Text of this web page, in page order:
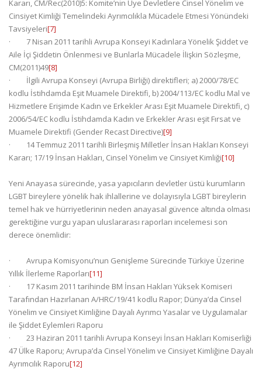
Kararı, CM/Rec(2010)5: Komite’nin Üye Devletlere Cinsel Yönelim ve
Cinsiyet Kimliği Temelindeki Ayrımcılıkla Mücadele Etmesi Yönündeki
Tavsiyeleri[7]
· 7 Nisan 2011 tarihli Avrupa Konseyi Kadınlara Yönelik Şiddet ve
Aile İçi Şiddetin Önlenmesi ve Bunlarla Mücadele İlişkin Sözleşme,
CM(2011)49[8]
· İlgili Avrupa Konseyi (Avrupa Birliği) direktifleri; a) 2000/78/EC
kodlu İstihdamda Eşit Muamele Direktifi, b) 2004/113/EC kodlu Mal ve
Hizmetlere Erişimde Kadın ve Erkekler Arası Eşit Muamele Direktifi, c)
2006/54/EC kodlu İstihdamda Kadın ve Erkekler Arası eşit Fırsat ve
Muamele Direktifi (Gender Recast Directive)[9]
· 14 Temmuz 2011 tarihli Birleşmiş Milletler İnsan Hakları Konseyi
Kararı; 17/19 İnsan Hakları, Cinsel Yönelim ve Cinsiyet Kimliği[10]
Yeni Anayasa sürecinde, yasa yapıcıların devletler üstü kurumların
LGBT bireylere yönelik hak ihlallerine ve dolayısıyla LGBT bireylerin
temel hak ve hürriyetlerinin neden anayasal güvence altında olması
gerektiğine vurgu yapan uluslararası raporları incelemesi son
derece önemlidir:
· Avrupa Komisyonu’nun Genişleme Sürecinde Türkiye Üzerine
Yıllık İlerleme Raporları[11]
· 17 Kasım 2011 tarihinde BM İnsan Hakları Yüksek Komiseri
Tarafından Hazırlanan A/HRC/19/41 kodlu Rapor; Dünya’da Cinsel
Yönelim ve Cinsiyet Kimliğine Dayalı Ayrımcı Yasalar ve Uygulamalar
ile Şiddet Eylemleri Raporu
· 23 Haziran 2011 tarihli Avrupa Konseyi İnsan Hakları Komiserliği
47 Ülke Raporu; Avrupa’da Cinsel Yönelim ve Cinsiyet Kimliğine Dayalı
Ayrımcılık Raporu[12]